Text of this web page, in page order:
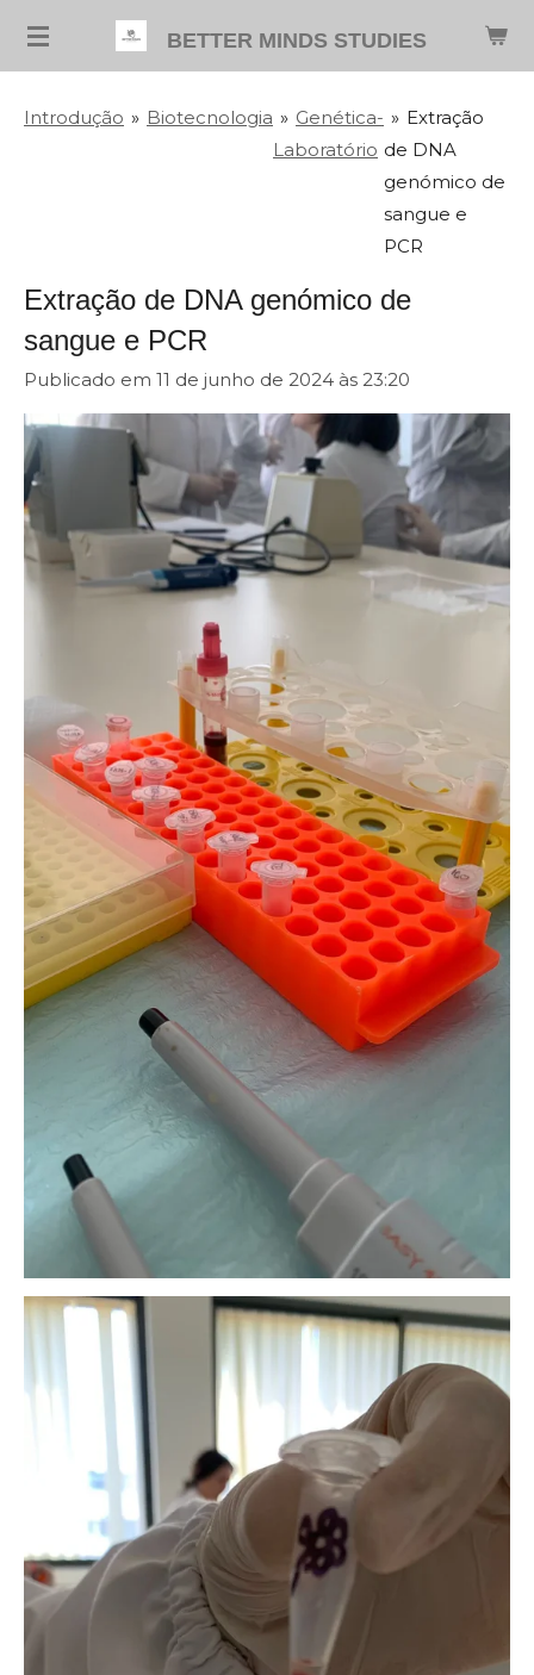
Salta
conteúdo
BETTER MINDS STUDIES
Introdução » Biotecnologia » Genética-
Laboratório
» Extração
de DNA
genómico de
sangue e
PCR
Extração de DNA genómico de
sangue e PCR
Publicado em 11 de junho de 2024 às 23:20